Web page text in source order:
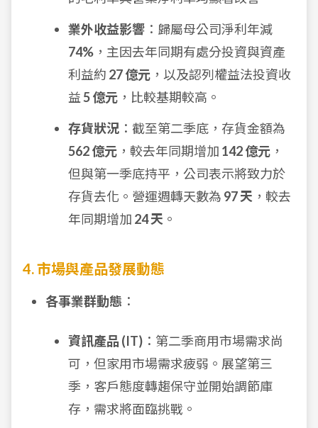
業外收益影響 ：歸屬母公司淨利年減
74% ，主因去年同期有處分投資與資產
利益約 27 億元 ，以及認列權益法投資收
益5 億元 ，比較基期較高。
存貨狀況 ：截至第二季底，存貨金額為
562 億元 ，較去年同期增加 142 億元 ，
但與第一季底持平，公司表示將致力於
存貨去化。營運週轉天數為 97 天 ，較去
年同期增加 24 天 。
4. 市場與產品發展動態
各事業群動態 ：
資訊產品 (IT) ：第二季商用市場需求尚
可，但家用市場需求疲弱。展望第三
季，客戶態度轉趨保守並開始調節庫
存，需求將面臨挑戰。